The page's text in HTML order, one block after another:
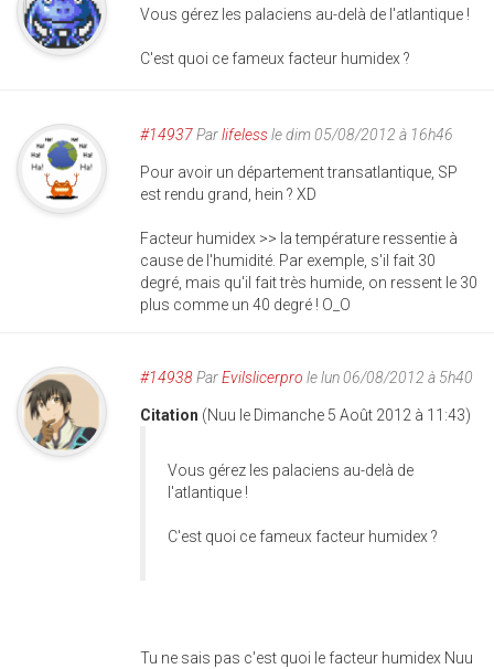
Vous gérez les palaciens au-delà de l'atlantique !
C'est quoi ce fameux facteur humidex ?
#14937Parlifelessle dim 05/08/2012 à 16h46
Pour avoir un département transatlantique, SP
est rendu grand, hein ? XD
Facteur humidex >> la température ressentie à
cause de l'humidité. Par exemple, s'il fait 30
degré, mais qu'il fait très humide, on ressent le 30
plus comme un 40 degré ! O_O
#14938ParEvilslicerpro le lun 06/08/2012 à 5h40
Citation (Nuu le Dimanche 5 Août 2012 à 11:43)
Vous gérez les palaciens au-delà de
l'atlantique !
C'est quoi ce fameux facteur humidex ?
Tu ne sais pas c'est quoi le facteur humidex Nuu